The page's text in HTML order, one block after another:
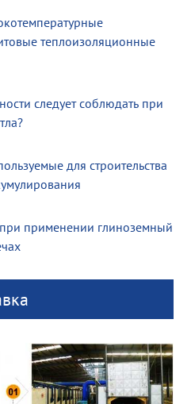
теплоизоляционные
следует соблюдать при
для строительства
применении глиноземный